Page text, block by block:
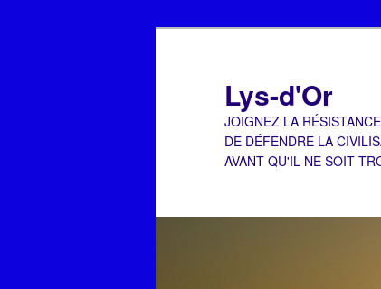
Lys-d'Or
JOIGNEZ LA
DE DÉFENDRE LA
AVANT QU'IL NE SOIT